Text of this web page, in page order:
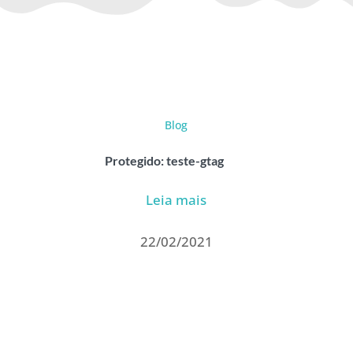
Blog
Protegido: teste-gtag
Leia mais
22/02/2021